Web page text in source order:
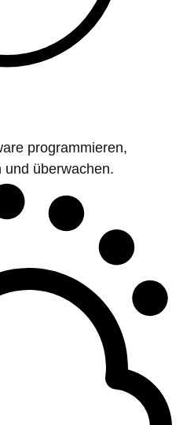
programmieren,
überwachen.